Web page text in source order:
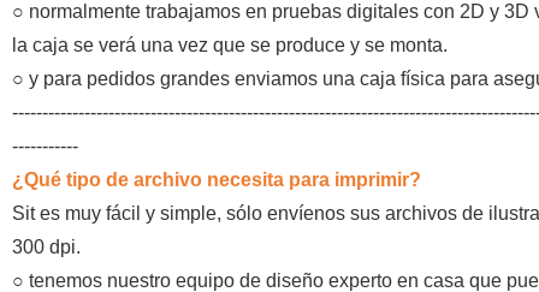
○ normalmente trabajamos en pruebas digitales con 2D y
la caja se verá una vez que se produce y se monta.
○ y para pedidos grandes enviamos una caja física para
-----------
¿Qué tipo de archivo necesita para imprimir?
Sit es muy fácil y simple, sólo envíenos sus archivos de
300 dpi.
○ tenemos nuestro equipo de diseño experto en casa que